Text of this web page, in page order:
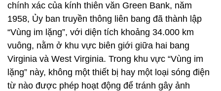
chính xác của kính thiên văn Green Bank, năm
1958, Ủy ban truyền thông liên bang đã thành lập
“Vùng im lặng”, với diện tích khoảng 34.000 km
vuông, nằm ở khu vực biên giới giữa hai bang
Virginia và West Virginia. Trong khu vực “Vùng im
lặng” này, không một thiết bị hay một loại sóng điện
từ nào được phép hoạt động để tránh gây ảnh